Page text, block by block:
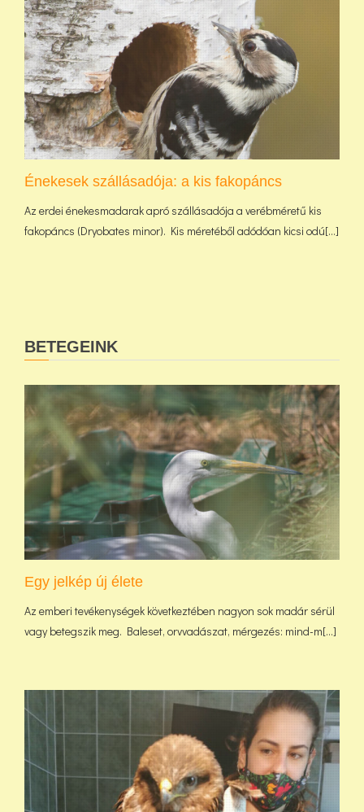
Énekesek szállásadója: a kis fakopáncs
Az erdei énekesmadarak apró szállásadója a verébméretű kis
fakopáncs (Dryobates minor). Kis méretéből adódóan kicsi odú[...]
BETEGEINK
Egy jelkép új élete
Az emberi tevékenységek következtében nagyon sok madár sérül
vagy betegszik meg. Baleset, orvvadászat, mérgezés: mind-m[...]